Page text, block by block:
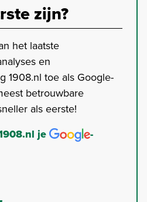
zijn?
het laatste
en
1908.nl toe als Google-
betrouwbare
als eerste!
je
-